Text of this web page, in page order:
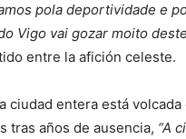
pola deportividade e
Vigo vai gozar moito
entre la afición celeste.
ciudad entera está
tras años de ausencia, “A